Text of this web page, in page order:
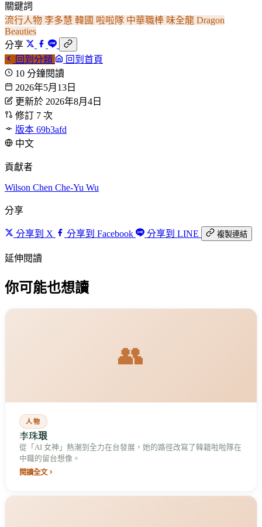
關鍵詞
流行人物 李多慧 韓國 啦啦隊 中華職棒 味全龍 Dragon
Beauties
分享
回到分類
回到首頁
10 分鐘閱讀
2026年5月13日
更新於 2026年8月4日
修訂 7 次
版本 69b3afd
中文
貢獻者
Wilson Chen Che-Yu Wu
分享
分享到 X 分享到 Facebook 分享到 LINE 複製連結
延伸閱讀
你可能也想讀
👥
人物
李珠珢
從「AI 女神」熱潮到全力在台發展，她的路徑改寫了韓籍啦啦隊在
中職的留台想像。
閱讀全文